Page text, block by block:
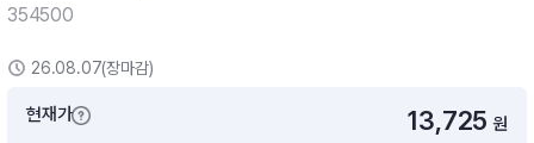
354500
26.08.07(장마감)
현재가 13,725 원
추천 메뉴
ETF 랭킹